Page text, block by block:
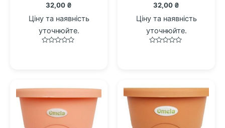
32,00 ₴
Ціну та наявність
уточнюйте.
32,00 ₴
Ціну та наявність
уточнюйте.